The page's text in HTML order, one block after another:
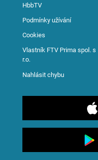
HbbTV
Podmínky užívání
Cookies
Vlastník FTV Prima spol. s
r.o.
Nahlásit chybu